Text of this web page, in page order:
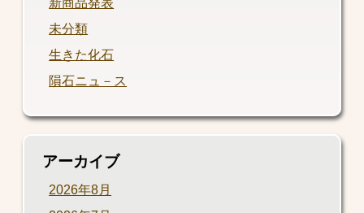
未分類
生きた化石
隕石ニュ－ス
アーカイブ
2026年8月